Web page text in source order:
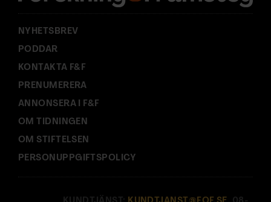
:
NYHETSBREV
PODDAR
KONTAKTA F&F
PRENUMERERA
ANNONSERA I F&F
OM TIDNINGEN
OM STIFTELSEN
PERSONUPPGIFTSPOLICY